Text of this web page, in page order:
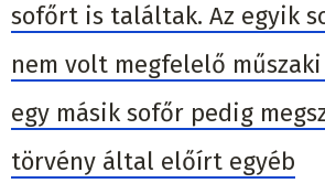
sofőrt is találtak. Az egyik
nem volt megfelelő
egy másik sofőr pedig
törvény által előírt egyéb